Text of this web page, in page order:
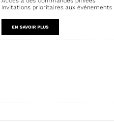
Invitations prioritaires aux événements
EN SAVOIR PLUS